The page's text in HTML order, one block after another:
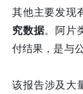
其他主要发现
究数据。阿片
付结果，是与
该报告涉及大